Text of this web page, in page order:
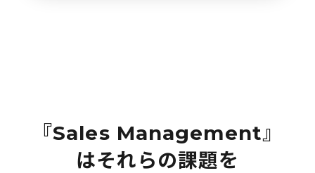
『Sales Management』
はそれらの課題を